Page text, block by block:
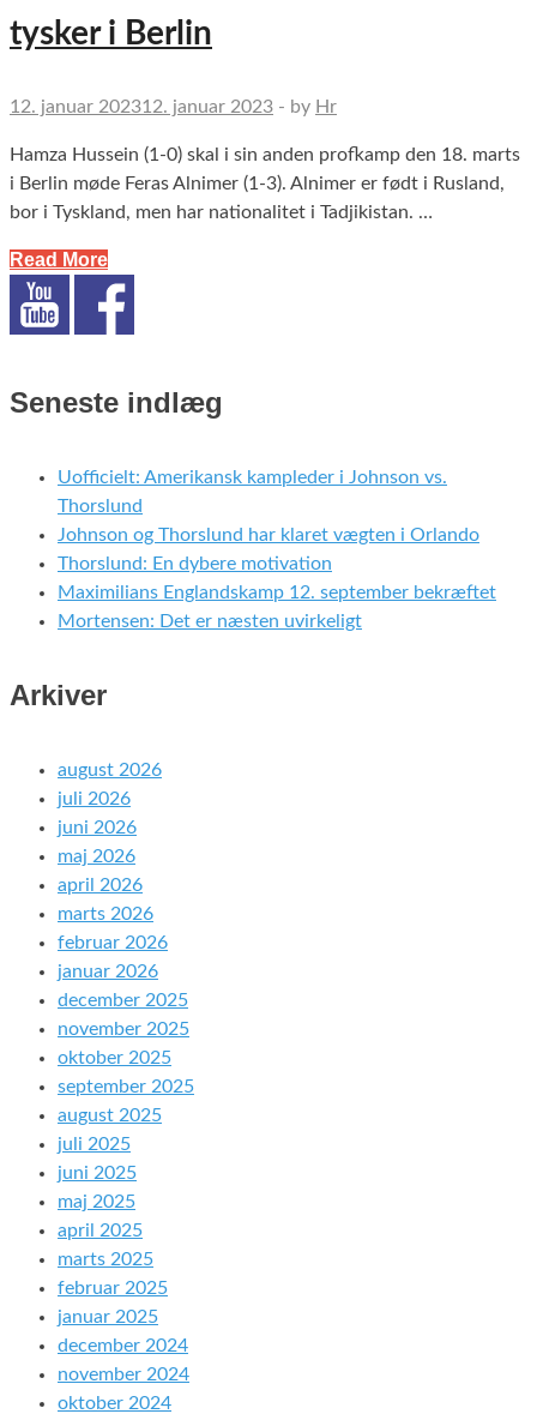
tysker i Berlin
12. januar 202312. januar 2023 - by Hr
Hamza Hussein (1-0) skal i sin anden profkamp den 18. marts
i Berlin møde Feras Alnimer (1-3). Alnimer er født i Rusland,
bor i Tyskland, men har nationalitet i Tadjikistan. …
Read More
Seneste indlæg
Uofficielt: Amerikansk kampleder i Johnson vs.
Thorslund
Johnson og Thorslund har klaret vægten i Orlando
Thorslund: En dybere motivation
Maximilians Englandskamp 12. september bekræftet
Mortensen: Det er næsten uvirkeligt
Arkiver
august 2026
juli 2026
juni 2026
maj 2026
april 2026
marts 2026
februar 2026
januar 2026
december 2025
november 2025
oktober 2025
september 2025
august 2025
juli 2025
juni 2025
maj 2025
april 2025
marts 2025
februar 2025
januar 2025
december 2024
november 2024
oktober 2024